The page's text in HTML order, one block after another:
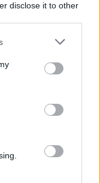
disclose it to other